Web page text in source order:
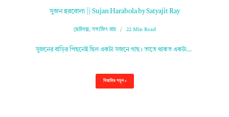
সুজন হরবোলা || Sujan Harabola by Satyajit Ray
ছোটগল্প,সত্যজিৎ রায় 22 Min Read
সুজনের বাড়ির পিছনেই ছিল একটা সজনে গাছ। তাতে থাকত একটা…
বিস্তারিত পড়ুন »